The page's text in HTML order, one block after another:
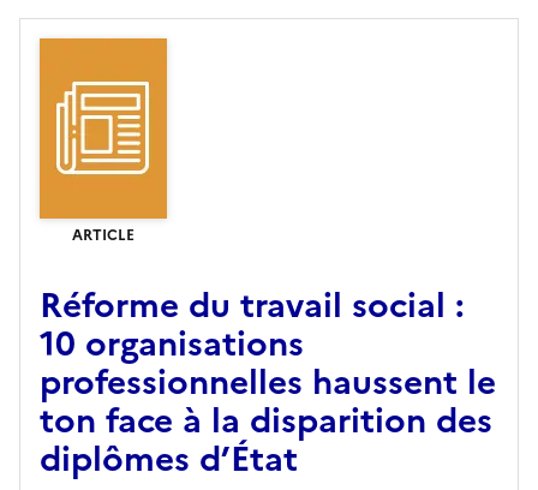
ARTICLE
Réforme du travail social :
10 organisations
professionnelles haussent le
ton face à la disparition des
diplômes d’État